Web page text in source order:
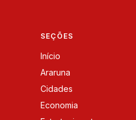
SEÇÕES
Início
Araruna
Cidades
Economia